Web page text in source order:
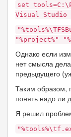
set
Visual Studio
"%project%"
Однако если
нет смысла
предыдущего
Таким образом,
понять надо ли
Я решил